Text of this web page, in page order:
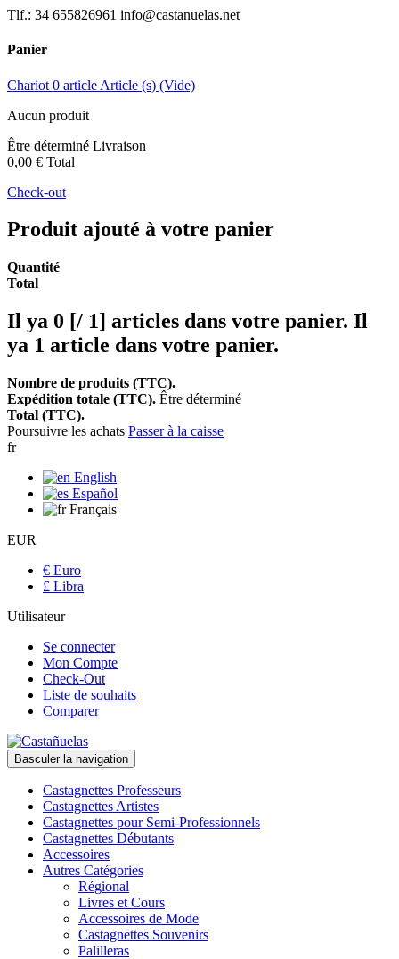
Tlf.: 34 655826961 info@castanuelas.net
Panier
Chariot 0 article Article (s) (Vide)
Aucun produit
Être déterminé Livraison
0,00 € Total
Check-out
Produit ajouté à votre panier
Quantité
Total
Il ya 0 [/ 1] articles dans votre panier. Il
ya 1 article dans votre panier.
Nombre de produits (TTC).
Expédition totale (TTC). Être déterminé
Total (TTC).
Poursuivre les achats Passer à la caisse
fr
English
Español
Français
EUR
€ Euro
£ Libra
Utilisateur
Se connecter
Mon Compte
Check-Out
Liste de souhaits
Comparer
Basculer la navigation
Castagnettes Professeurs
Castagnettes Artistes
Castagnettes pour Semi-Professionnels
Castagnettes Débutants
Accessoires
Autres Catégories
Régional
Livres et Cours
Accessoires de Mode
Castagnettes Souvenirs
Palilleras